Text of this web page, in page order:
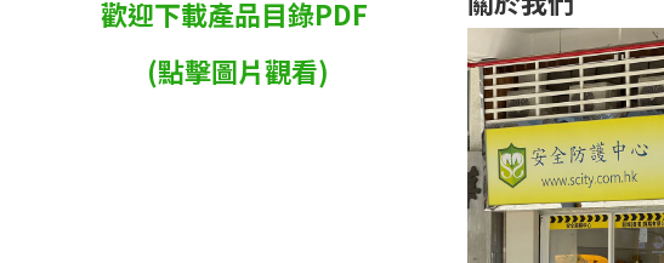
歡迎下載產品目錄PDF
(點擊圖片觀看)